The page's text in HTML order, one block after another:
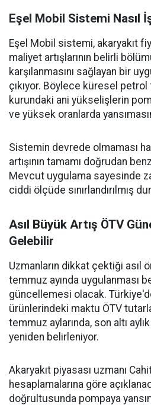
Eşel Mobil Sistemi Nasıl
Eşel Mobil sistemi, akaryakıt
maliyet artışlarının belirli
karşılanmasını sağlayan bir
çıkıyor. Böylece küresel petrol
kurundaki ani yükselişlerin
ve yüksek oranlarda
Sistemin devrede olmaması
artışının tamamı doğrudan
Mevcut uygulama sayesinde
ciddi ölçüde sınırlandırılmış
Asıl Büyük Artış ÖTV
Gelebilir
Uzmanların dikkat çektiği asıl
temmuz ayında uygulanması
güncellemesi olacak.
ürünlerindeki maktu ÖTV
temmuz aylarında, son altı
yeniden belirleniyor.
Akaryakıt piyasası uzmanı
hesaplamalarına göre
doğrultusunda pompaya